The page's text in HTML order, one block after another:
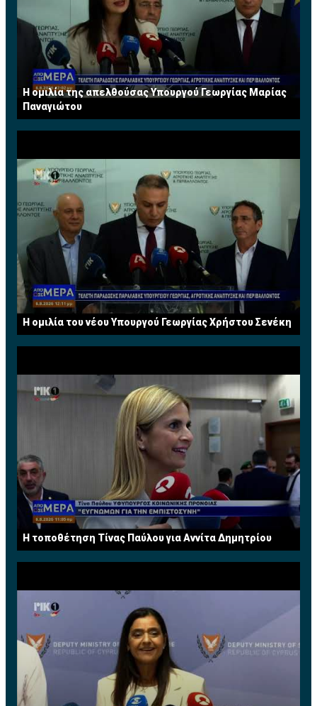
Η ομιλία της απελθούσας Υπουργού Γεωργίας Μαρίας
Παναγιώτου
Η ομιλία του νέου Υπουργού Γεωργίας Χρήστου Σενέκη
H τοποθέτηση Τίνας Παύλου για Αννίτα Δημητρίου